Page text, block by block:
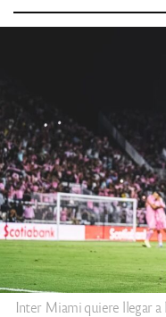
Inter Miami quiere llegar a